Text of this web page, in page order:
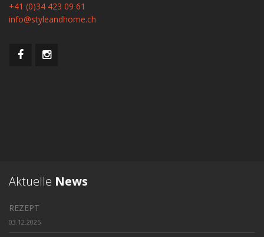
+41 (0)34 423 09 61
info@styleandhome.ch
Aktuelle News
REZEPT
03.12.2025